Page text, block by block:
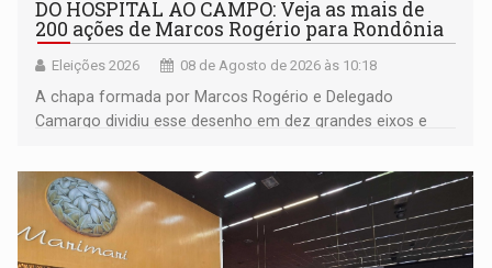
DO HOSPITAL AO CAMPO: Veja as mais de
200 ações de Marcos Rogério para Rondônia
Eleições 2026 08 de Agosto de 2026 às 10:18
A chapa formada por Marcos Rogério e Delegado
Camargo dividiu esse desenho em dez grandes eixos e